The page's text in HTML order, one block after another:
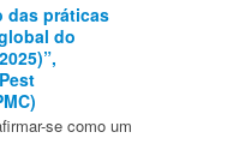
das práticas
do
se como um